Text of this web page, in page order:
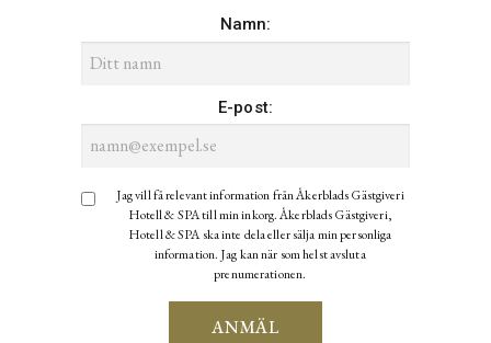
Namn:
E-post:
Jag vill få relevant information från Åkerblads Gästgiveri
Hotell & SPA till min inkorg. Åkerblads Gästgiveri,
Hotell & SPA ska inte dela eller sälja min personliga
information. Jag kan när som helst avsluta
prenumerationen.
ANMÄL